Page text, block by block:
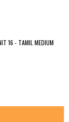
16 - TAMIL MEDIUM